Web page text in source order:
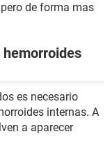
de forma mas
hemorroides
es necesario
internas. A
a aparecer